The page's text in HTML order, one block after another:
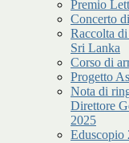
Premio
Concerto
Raccolta
Sri Lanka
Corso di
Progetto
Nota di
Direttore
2025
Eduscopio